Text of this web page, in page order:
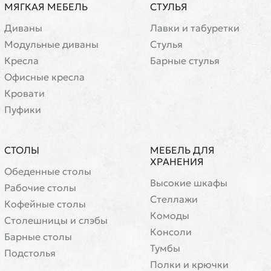
МЯГКАЯ МЕБЕЛЬ
Диваны
Модульные диваны
Кресла
Офисные кресла
Кровати
Пуфики
СТУЛЬЯ
Лавки и табуретки
Стулья
Барные стулья
СТОЛЫ
Обеденные столы
Рабочие столы
Кофейные столы
Cтолешницы и слэбы
Барные столы
Подстолья
МЕБЕЛЬ ДЛЯ
ХРАНЕНИЯ
Высокие шкафы
Стеллажи
Комоды
Консоли
Тумбы
Полки и крючки